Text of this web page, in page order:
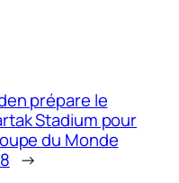
prépare le
Stadium pour
du Monde
→